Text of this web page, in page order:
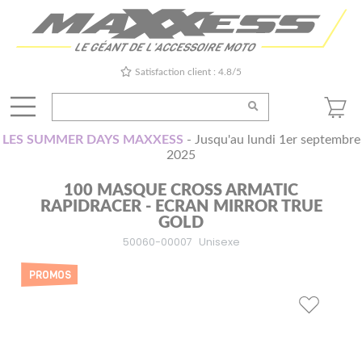
Satisfaction client : 4.8/5
LES SUMMER DAYS MAXXESS - Jusqu'au lundi 1er septembre
2025
100 MASQUE CROSS ARMATIC
RAPIDRACER - ECRAN MIRROR TRUE
GOLD
50060-00007 Unisexe
PROMOS